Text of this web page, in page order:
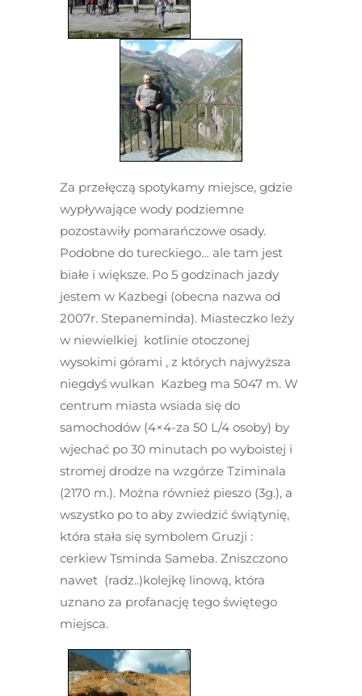
Za przełęczą spotykamy miejsce, gdzie
wypływające wody podziemne
pozostawiły pomarańczowe osady.
Podobne do tureckiego… ale tam jest
białe i większe. Po 5 godzinach jazdy
jestem w Kazbegi (obecna nazwa od
2007r. Stepaneminda). Miasteczko leży
w niewielkiej kotlinie otoczonej
wysokimi górami , z których najwyższa
niegdyś wulkan Kazbeg ma 5047 m. W
centrum miasta wsiada się do
samochodów (4×4-za 50 L/4 osoby) by
wjechać po 30 minutach po wyboistej i
stromej drodze na wzgórze Tziminala
(2170 m.). Można również pieszo (3g.), a
wszystko po to aby zwiedzić świątynię,
która stała się symbolem Gruzji :
cerkiew Tsminda Sameba. Zniszczono
nawet (radz..)kolejkę linową, która
uznano za profanację tego świętego
miejsca.